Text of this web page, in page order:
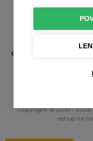
Copyright © 2010 - 2026
eshop na